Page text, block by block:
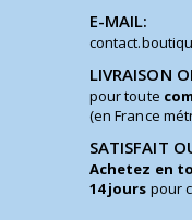
E-MAIL:
LIVRAISON
pour toute
(en France
SATISFAIT
Achetez en
14 jours pour